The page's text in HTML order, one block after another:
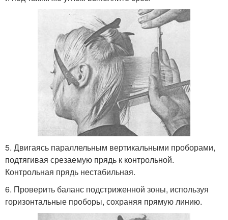
5. Двигаясь параллельным вертикальными проборами,
подтягивая срезаемую прядь к контрольной.
Контрольная прядь нестабильная.
6. Проверить баланс подстриженной зоны, используя
горизонтальные проборы, сохраняя прямую линию.